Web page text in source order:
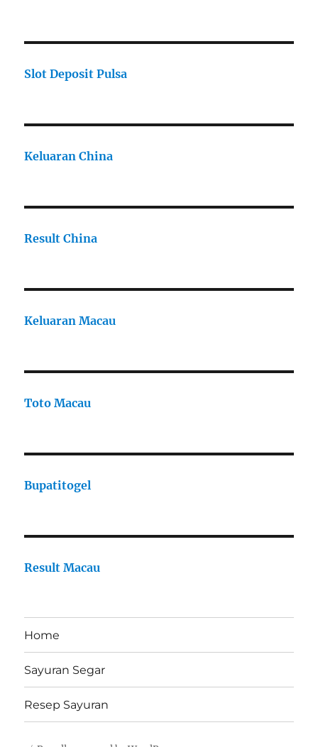
Slot Deposit Pulsa
Keluaran China
Result China
Keluaran Macau
Toto Macau
Bupatitogel
Result Macau
Home
Sayuran Segar
Resep Sayuran